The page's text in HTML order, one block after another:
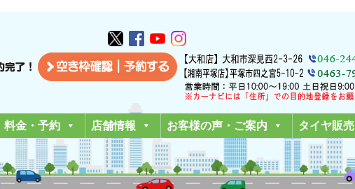
料金・予約 店舗情報 お客様の声・ご案内 タイヤ販売